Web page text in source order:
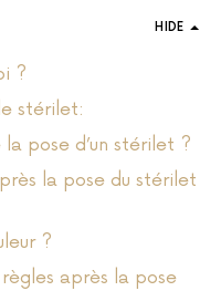
HIDE
?
stérilet:
pose d’un stérilet ?
la pose du stérilet
?
après la pose